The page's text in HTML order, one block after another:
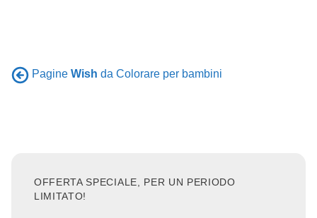
Pagine Wish da Colorare per bambini
OFFERTA SPECIALE, PER UN PERIODO
LIMITATO!